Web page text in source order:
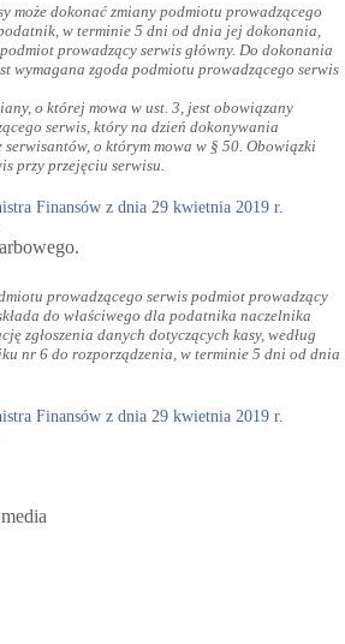
może dokonać zmiany podmiotu prowadzącego
w terminie 5 dni od dnia jej dokonania,
prowadzący serwis główny. Do dokonania
wymagana zgoda podmiotu prowadzącego serwis
o której mowa w ust. 3, jest obowiązany
serwis, który na dzień dokonywania
o którym mowa w § 50. Obowiązki
przy przejęciu serwisu.
Finansów z dnia 29 kwietnia 2019 r.
prowadzącego serwis podmiot prowadzący
do właściwego dla podatnika naczelnika
zgłoszenia danych dotyczących kasy, według
nr 6 do rozporządzenia, w terminie 5 dni od dnia
Finansów z dnia 29 kwietnia 2019 r.